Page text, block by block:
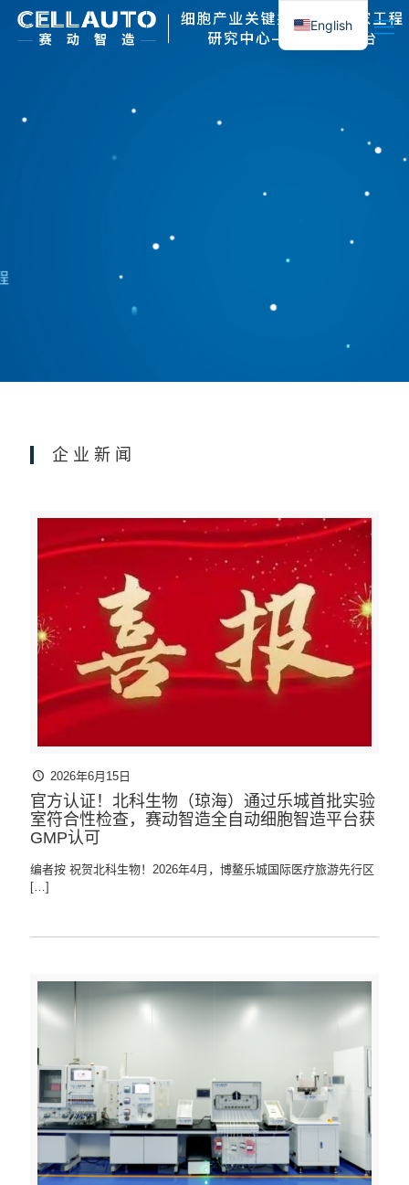
企业新闻
2026年6月15日
官方认证！北科生物（琼海）通过乐城首批实验
室符合性检查，赛动智造全自动细胞智造平台获
GMP认可
编者按 祝贺北科生物！2026年4月，博鳌乐城国际医疗旅游先行区
[…]
English